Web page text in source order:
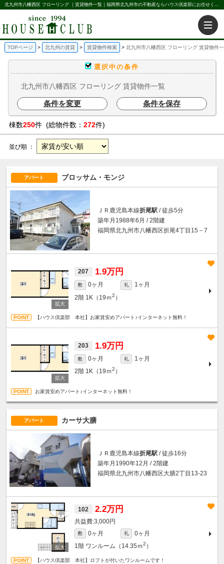
北九州市八幡西区 フローリング ｜賃貸物件一覧｜福岡県北九州市の不動産ならハウス倶楽部にお任せください。北九州の賃貸・売買・不動産買取などを不動産に関することならなんでもお任せ。
TOPページ 北九州の賃貸 賃貸物件検索 北九州市八幡西区 フローリング 賃貸物件
選択中の条件
北九州市八幡西区 フローリング 賃貸物件一覧
条件を変更 条件を保存
棟数250件 (総物件数： 272件)
並び順 ：
アパート ブロッサム・モンジ
ＪＲ鹿児島本線折尾駅 / 徒歩5分
築年月1988年6月 / 2階建
福岡県北九州市八幡西区折尾4丁目15－7
207 1.9万円
敷 0ヶ月 礼
1ヶ月
2階 1K（19ｍ2 ）
【ハウス倶楽部 本社】お家賃安めアパート♪インターネット無料！
203 1.9万円
敷 0ヶ月 礼
1ヶ月
2階 1K（19ｍ2 ）
お家賃安めアパート♪インターネット無料！
アパート カーサ大膳
ＪＲ鹿児島本線折尾駅 / 徒歩16分
築年月1990年12月 / 2階建
福岡県北九州市八幡西区大膳2丁目13-23
102 2.2万円
3,000円
敷 0ヶ月 礼
0ヶ月
1階 ワンルーム（14.35ｍ2 ）
【ハウス倶楽部 本社】ロフトが付いたワンルームです！